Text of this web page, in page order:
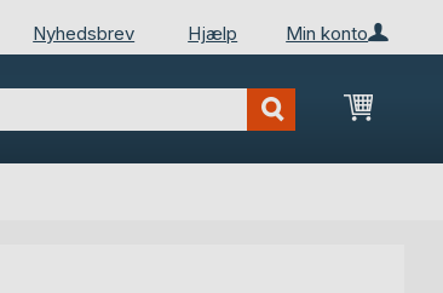
Min konto
Nyhedsbrev Hjælp
Min